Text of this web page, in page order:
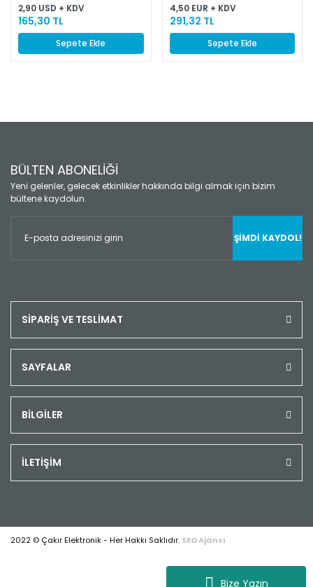
Bize Yazın
2,90 USD + KDV
165,30 TL
Sepete Ekle
4,50 EUR + KDV
291,32 TL
Sepete Ekle
BÜLTEN ABONELİĞİ
Yeni gelenler, gelecek etkinlikler hakkında bilgi almak için bizim
bültene kaydolun.
ŞİMDİ KAYDOL!
SİPARİŞ VE TESLİMAT
SAYFALAR
BİLGİLER
İLETİŞİM
2022 © Çakır Elektronik - Her Hakkı Saklıdır. SEO Ajansı